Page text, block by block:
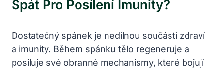
Spát Pro Posílení Imunity?
Dostatečný spánek je nedílnou součástí zdraví
a imunity. Během spánku tělo regeneruje a
posiluje své obranné mechanismy, které bojují